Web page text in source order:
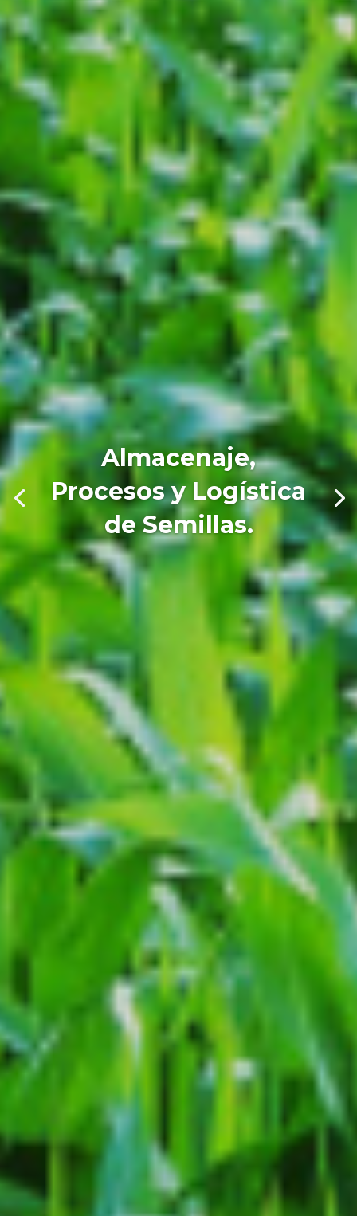
Almacenaje,
Procesos y Logística
de Semillas.